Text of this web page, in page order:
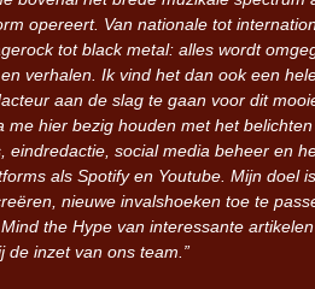
opereert. Van nationale tot
tot black metal: alles wordt
verhalen. Ik vind het dan ook een
aan de slag te gaan voor dit
me hier bezig houden met het
eindredactie, social media beheer en
als Spotify en Youtube. Mijn doel
nieuwe invalshoeken toe te
the Hype van interessante
de inzet van ons team.”